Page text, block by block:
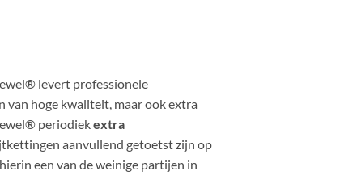
levert professionele
hoge kwaliteit, maar ook extra
periodiekextra
aanvullend getoetst zijn op
een van de weinige partijen in